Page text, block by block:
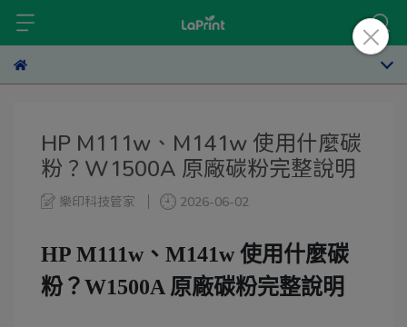
HP M111w、M141w 使用什麼碳
粉？W1500A 原廠碳粉完整說明
樂印科技管家 2026-06-02
HP M111w、M141w 使用什麼碳
粉？W1500A 原廠碳粉完整說明